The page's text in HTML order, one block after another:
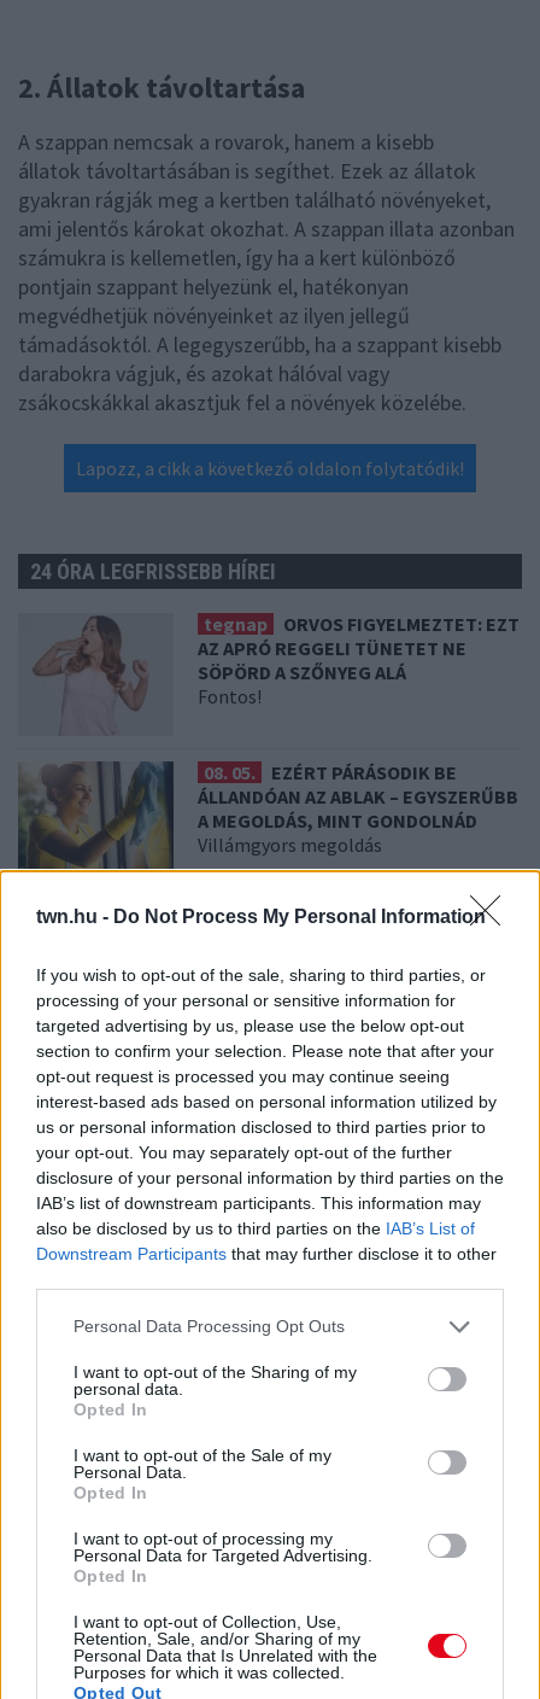
twn.hu - Do Not Process My Personal Information
If you wish to opt-out of the sale, sharing to third parties, or
processing of your personal or sensitive information for
targeted advertising by us, please use the below opt-out
section to confirm your selection. Please note that after your
opt-out request is processed you may continue seeing
interest-based ads based on personal information utilized by
us or personal information disclosed to third parties prior to
your opt-out. You may separately opt-out of the further
disclosure of your personal information by third parties on the
IAB’s list of downstream participants. This information may
also be disclosed by us to third parties on the IAB’s List of
Downstream Participants that may further disclose it to other
Please note that this website/app uses one or more Google
not limited to your visit or usage behaviour. You may click to
grant or deny consent to Google and its third-party tags to
use your data for below specified purposes in below Google
consent section.
Personal Data Processing Opt Outs
I want to opt-out of the Sharing of my
personal data.
Opted In
I want to opt-out of the Sale of my
Personal Data.
Opted In
I want to opt-out of processing my
Personal Data for Targeted Advertising.
Opted In
I want to opt-out of Collection, Use,
Retention, Sale, and/or Sharing of my
Personal Data that Is Unrelated with the
Purposes for which it was collected.
Opted Out
2. Állatok távoltartása
A szappan nemcsak a rovarok, hanem a kisebb
állatok távoltartásában is segíthet. Ezek az állatok
gyakran rágják meg a kertben található növényeket,
ami jelentős károkat okozhat. A szappan illata azonban
számukra is kellemetlen, így ha a kert különböző
pontjain szappant helyezünk el, hatékonyan
megvédhetjük növényeinket az ilyen jellegű
támadásoktól. A legegyszerűbb, ha a szappant kisebb
darabokra vágjuk, és azokat hálóval vagy
zsákocskákkal akasztjuk fel a növények közelébe.
Lapozz, a cikk a következő oldalon folytatódik!
24 ÓRA LEGFRISSEBB HÍREI
tegnap
ORVOS FIGYELMEZTET: EZT
AZ APRÓ REGGELI TÜNETET NE
SÖPÖRD A SZŐNYEG ALÁ
Fontos!
08. 05.
EZÉRT PÁRÁSODIK BE
ÁLLANDÓAN AZ ABLAK – EGYSZERŰBB
A MEGOLDÁS, MINT GONDOLNÁD
Villámgyors megoldás
08. 04.
NEM ECETTEL ÉS NEM
ÚJRA CSILLOGÓ A VÍZKÖVES CSAP
A legjobb trükk
08. 03.
HA MINDIG EZT A MONDATOT
HASZNÁLOD, AZ RENDKÍVÜL MAGAS
ÉRZELMI INTELLIGENCIÁRA UTALHAT
Te szoktad?
08. 02.
SOKAN ROSSZUL TÁROLJÁK A GYÓGYSZEREIKET –
EMIATT CSÖKKENHET A HATÁSUK
Érdemes odafigyelni rá
08. 01.
EGYRE TÖBB FIATALNÁL JELENTKEZIK EZ A
VITAMINHIÁNY – ILYEN JELEKRE FIGYELJ
Erre figyelj!
07. 31.
NEM A CITROMSAV, AZ ECET VAGY A
SZÁLLODÁKBAN A VÍZKŐ ELLEN
Ez a szer tényleg eltünteti a vízkövet
07. 31.
HAGYD A SÓT: EGY CSIPET EBBŐL A FŐZŐVÍZBE,
ÉS SOKKAL FINOMABB LESZ A FŐTT KRUMPLI
Titkos hozzávaló
24 ÓRA TOVÁBBI HÍREI